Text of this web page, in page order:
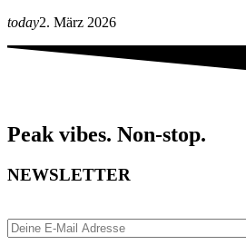
today2. März 2026
Peak vibes. Non-stop.
NEWSLETTER